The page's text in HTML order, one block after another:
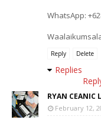
WhatsApp:
Reply Delete
Replies
RYAN CEANIC
February 12,